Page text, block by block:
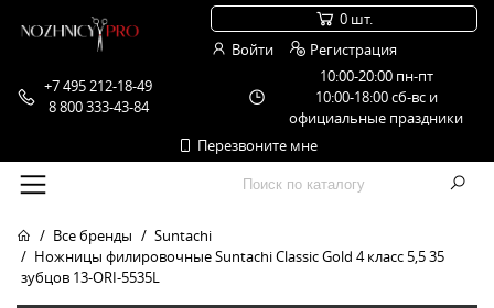
+7 495 212-18-49
8 800 333-43-84
10:00-20:00 пн-пт
10:00-18:00 сб-вс и
официальные праздники
Перезвоните мне
0 шт.
Войти
Регистрация
Все бренды
Suntachi
Ножницы филировочные Suntachi Classic Gold 4 класс 5,5 35
зубцов 13-ORI-5535L